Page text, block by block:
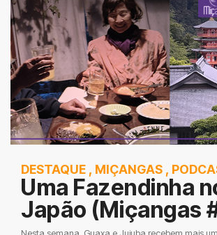
DESTAQUE , MIÇANGAS ,
Uma Fazendinha
Japão (Miçangas